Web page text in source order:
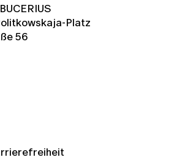
Platz
56